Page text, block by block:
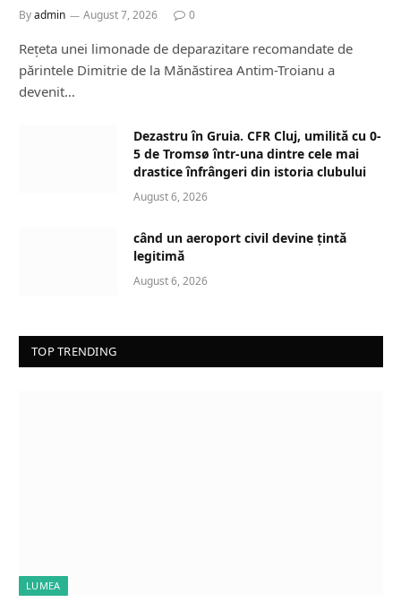
Byadmin August 7, 2026 0
Rețeta unei limonade de deparazitare recomandate de
părintele Dimitrie de la Mănăstirea Antim-Troianu a
devenit…
Dezastru în Gruia. CFR Cluj, umilită cu 0-
5 de Tromsø într-una dintre cele mai
drastice înfrângeri din istoria clubului
August 6, 2026
când un aeroport civil devine țintă
legitimă
August 6, 2026
TOP TRENDING
LUMEA